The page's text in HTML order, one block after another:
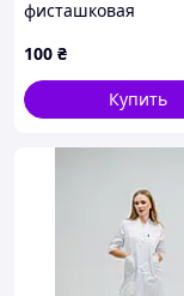
фисташковая
100 ₴
Купить